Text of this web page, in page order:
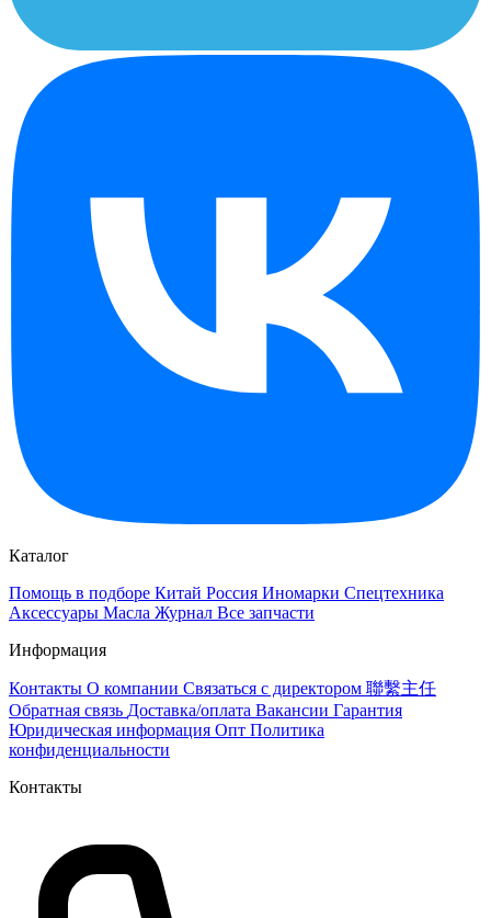
Каталог
Помощь в подборе Китай Россия Иномарки Спецтехника
Аксессуары Масла Журнал Все запчасти
Информация
Контакты О компании Связаться с директором 聯繫主任
Обратная связь Доставка/оплата Вакансии Гарантия
Юридическая информация Опт Политика
конфиденциальности
Контакты